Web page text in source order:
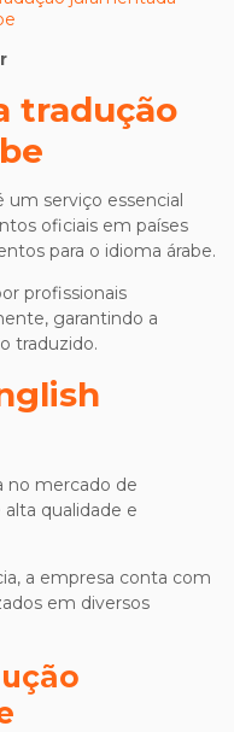
tradução
um serviço essencial
oficiais em países
para o idioma árabe.
profissionais
garantindo a
traduzido.
no mercado de
qualidade e
a empresa conta com
em diversos